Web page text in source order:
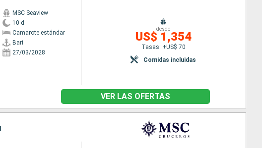
MSC Seaview
10 d
Camarote estándar
Bari
27/03/2028
desde
US$ 1,354
Tasas: +US$ 70
Comidas incluidas
VER LAS OFERTAS